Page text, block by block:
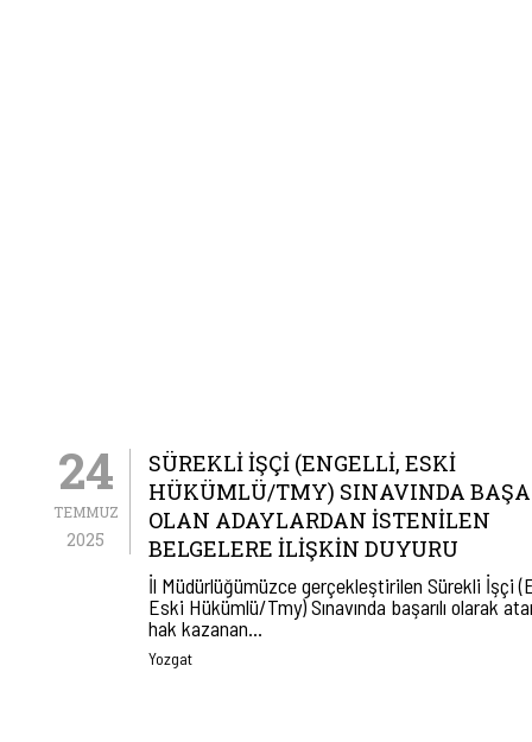
24
TEMMUZ
2025
SÜREKLİ İŞÇİ (ENGELLİ, ESKİ
HÜKÜMLÜ/TMY) SINAVINDA
OLAN ADAYLARDAN İSTENİLEN
BELGELERE İLİŞKİN DUYURU
İl Müdürlüğümüzce gerçekleştirilen Sürekli İşçi
Eski Hükümlü/Tmy) Sınavında başarılı olarak
hak kazanan…
Yozgat